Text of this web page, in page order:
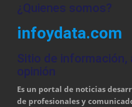
¿Quienes somos?
infoydata.com
Sitio de información,
opinión
Es un portal de noticias
de profesionales y